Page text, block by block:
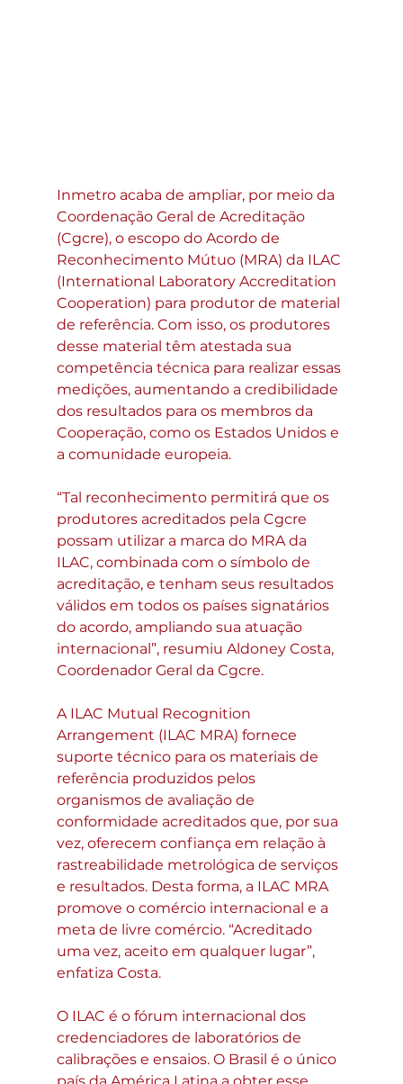
Inmetro acaba de ampliar, por meio da
Coordenação Geral de Acreditação
(Cgcre), o escopo do Acordo de
Reconhecimento Mútuo (MRA) da ILAC
(International Laboratory Accreditation
Cooperation) para produtor de material
de referência. Com isso, os produtores
desse material têm atestada sua
competência técnica para realizar essas
medições, aumentando a credibilidade
dos resultados para os membros da
Cooperação, como os Estados Unidos e
a comunidade europeia.
“Tal reconhecimento permitirá que os
produtores acreditados pela Cgcre
possam utilizar a marca do MRA da
ILAC, combinada com o símbolo de
acreditação, e tenham seus resultados
válidos em todos os países signatários
do acordo, ampliando sua atuação
internacional”, resumiu Aldoney Costa,
Coordenador Geral da Cgcre.
A ILAC Mutual Recognition
Arrangement (ILAC MRA) fornece
suporte técnico para os materiais de
referência produzidos pelos
organismos de avaliação de
conformidade acreditados que, por sua
vez, oferecem confiança em relação à
rastreabilidade metrológica de serviços
e resultados. Desta forma, a ILAC MRA
promove o comércio internacional e a
meta de livre comércio. “Acreditado
uma vez, aceito em qualquer lugar”,
enfatiza Costa.
O ILAC é o fórum internacional dos
credenciadores de laboratórios de
calibrações e ensaios. O Brasil é o único